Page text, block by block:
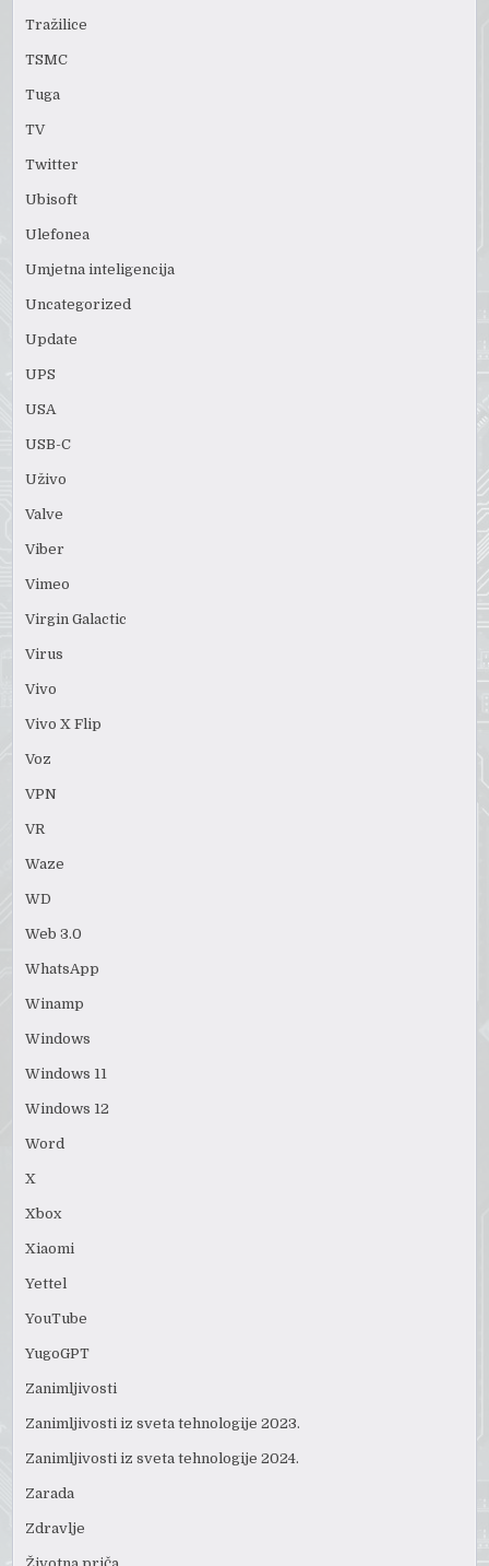
Tražilice
TSMC
Tuga
TV
Twitter
Ubisoft
Ulefonea
Umjetna inteligencija
Uncategorized
Update
UPS
USA
USB-C
Uživo
Valve
Viber
Vimeo
Virgin Galactic
Virus
Vivo
Vivo X Flip
Voz
VPN
VR
Waze
WD
Web 3.0
WhatsApp
Winamp
Windows
Windows 11
Windows 12
Word
X
Xbox
Xiaomi
Yettel
YouTube
YugoGPT
Zanimljivosti
Zanimljivosti iz sveta tehnologije 2023.
Zanimljivosti iz sveta tehnologije 2024.
Zarada
Zdravlje